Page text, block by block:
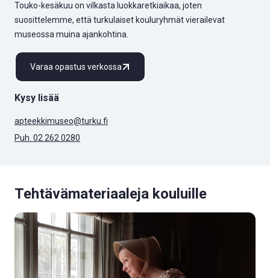
Touko-kesäkuu on vilkasta luokkaretkiaikaa, joten
suosittelemme, että turkulaiset kouluryhmät vierailevat
museossa muina ajankohtina.
Varaa opastus verkossa
Kysy lisää
apteekkimuseo@turku.fi
Puh. 02 262 0280
Tehtävämateriaaleja kouluille